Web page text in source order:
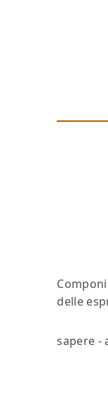
delle
sapere -